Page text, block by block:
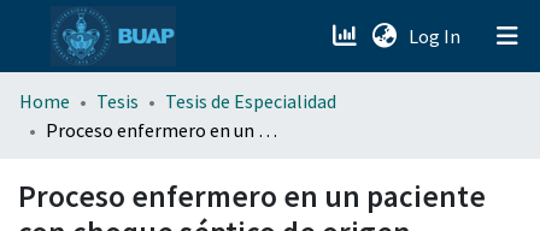
Log In (current)
menu.section.about_menu
Home Tesis
Tesis de Especialidad
Proceso enfermero en un paciente con choque séptico de origen abdominal
Proceso enfermero en un paciente